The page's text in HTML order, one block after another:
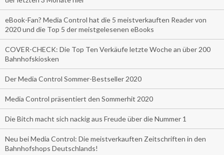
eBook-Fan? Media Control hat die 5 meistverkauften Reader von
2020 und die Top 5 der meistgelesenen eBooks
COVER-CHECK: Die Top Ten Verkäufe letzte Woche an über 200
Bahnhofskiosken
Der Media Control Sommer-Bestseller 2020
Media Control präsentiert den Sommerhit 2020
Die Bitch macht sich nackig aus Freude über die Nummer 1
Neu bei Media Control: Die meistverkauften Zeitschriften in den
Bahnhofshops Deutschlands!